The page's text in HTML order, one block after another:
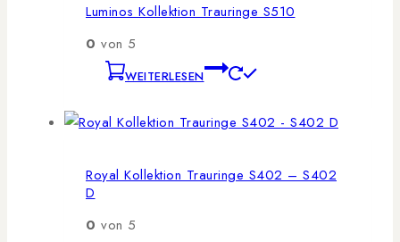
Luminos Kollektion Trauringe S510
0 von 5
WEITERLESEN
Royal Kollektion Trauringe S402 – S402
D
0 von 5